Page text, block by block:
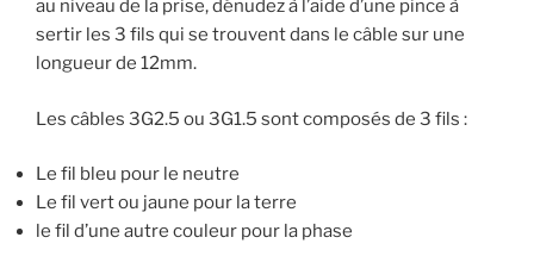
au niveau de la prise, dénudez à l’aide d’une pince à
sertir les 3 fils qui se trouvent dans le câble sur une
longueur de 12mm.
Les câbles 3G2.5 ou 3G1.5 sont composés de 3 fils :
Le fil bleu pour le neutre
Le fil vert ou jaune pour la terre
le fil d’une autre couleur pour la phase